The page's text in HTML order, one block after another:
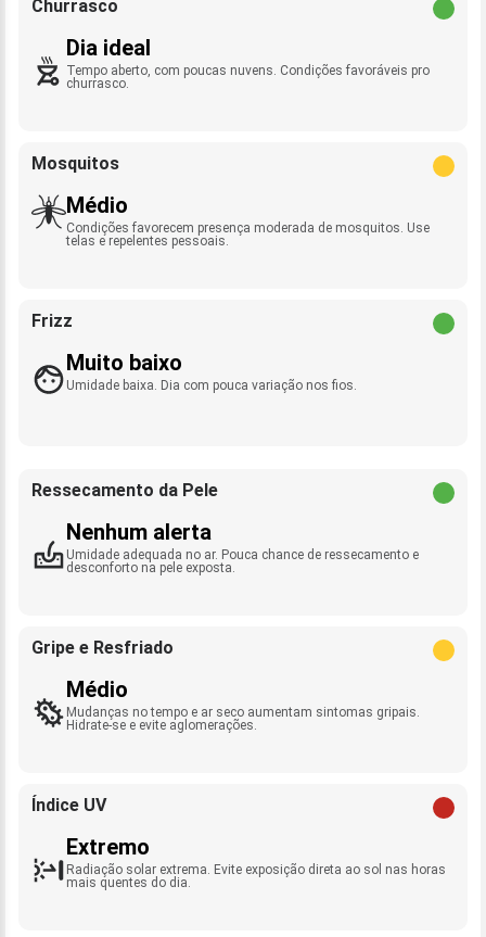
Churrasco
Dia ideal
Tempo aberto, com poucas nuvens. Condições favoráveis pro
churrasco.
Mosquitos
Médio
Condições favorecem presença moderada de mosquitos. Use
telas e repelentes pessoais.
Frizz
Muito baixo
Umidade baixa. Dia com pouca variação nos fios.
Ressecamento da Pele
Nenhum alerta
Umidade adequada no ar. Pouca chance de ressecamento e
desconforto na pele exposta.
Gripe e Resfriado
Médio
Mudanças no tempo e ar seco aumentam sintomas gripais.
Hidrate-se e evite aglomerações.
Índice UV
Extremo
Radiação solar extrema. Evite exposição direta ao sol nas horas
mais quentes do dia.